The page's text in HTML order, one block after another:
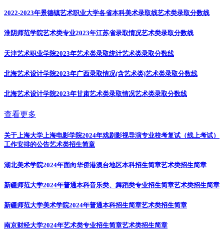
2022-2023年景德镇艺术职业大学各省本科美术录取线艺术类录取分数线
淮阴师范学院艺术类专业2023年江苏省录取情况艺术类录取分数线
天津艺术职业学院2023年艺术类录取统计艺术类录取分数线
北海艺术设计学院2023年广西录取情况(含艺术类)艺术类录取分数线
北海艺术设计学院2023年甘肃艺术类录取情况艺术类录取分数线
查看更多
关于上海大学上海电影学院2024年戏剧影视导演专业校考复试（线上考试）
工作安排的公告艺术类招生简章
湖北美术学院2024年面向华侨港澳台地区本科招生简章艺术类招生简章
新疆师范大学2024年普通本科音乐类、舞蹈类专业招生简章艺术类招生简章
新疆师范大学美术学院2024年普通本科招生简章艺术类招生简章
南京财经大学2024年艺术类专业招生简章艺术类招生简章